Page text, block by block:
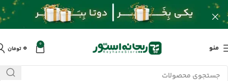
منو 0 ۰ تومان